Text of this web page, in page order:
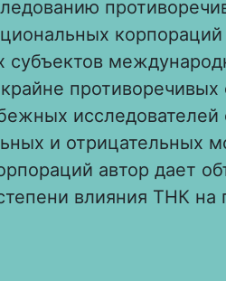
субъектов
исследователей
и отрицательных
автор дает
влияния ТНК